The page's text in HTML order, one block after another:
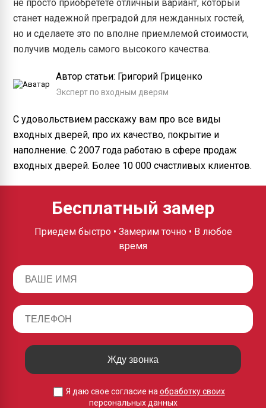
не просто приобретете отличный вариант, который
станет надежной преградой для нежданных гостей,
но и сделаете это по вполне приемлемой стоимости,
получив модель самого высокого качества.
Автор статьи: Григорий Гриценко
Эксперт по входным дверям
С удовольствием расскажу вам про все виды
входных дверей, про их качество, покрытие и
наполнение. С 2007 года работаю в сфере продаж
входных дверей. Более 10 000 счастливых клиентов.
Бесплатный замер
Приедем быстро • Замерим точно • В любое
время
Жду звонка
Я даю свое согласие на обработку своих
персональных данных